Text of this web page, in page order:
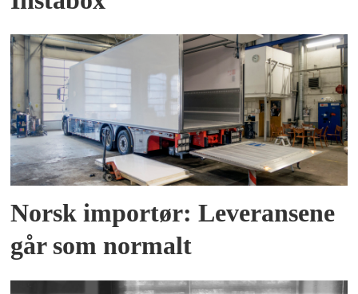
Norsk importør: Leveransene
går som normalt